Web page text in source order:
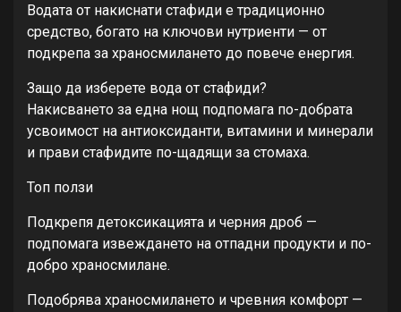
Водата от накиснати стафиди е традиционно
средство, богато на ключови нутриенти — от
подкрепа за храносмилането до повече енергия.
Защо да изберете вода от стафиди?
Накисването за една нощ подпомага по-добрата
усвоимост на антиоксиданти, витамини и минерали
и прави стафидите по-щадящи за стомаха.
Топ ползи
Подкрепя детоксикацията и черния дроб —
подпомага извеждането на отпадни продукти и по-
добро храносмилане.
Подобрява храносмилането и чревния комфорт —